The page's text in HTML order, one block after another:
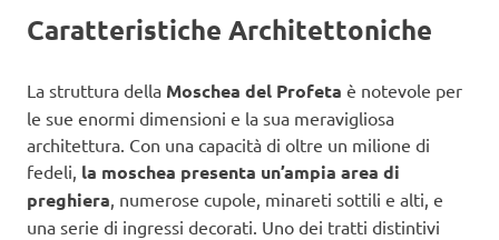
Caratteristiche Architettoniche
La struttura della Moschea del Profeta è notevole per
le sue enormi dimensioni e la sua meravigliosa
architettura. Con una capacità di oltre un milione di
fedeli, la moschea presenta un’ampia area di
preghiera, numerose cupole, minareti sottili e alti, e
una serie di ingressi decorati. Uno dei tratti distintivi